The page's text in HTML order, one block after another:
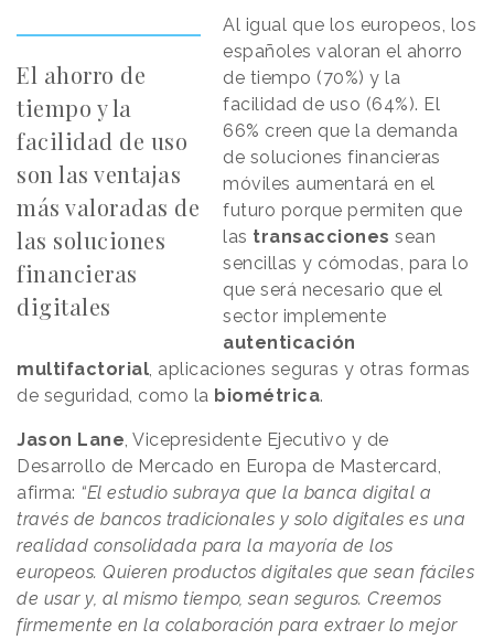
El ahorro de
tiempo y la
facilidad de uso
son las ventajas
más valoradas de
las soluciones
financieras
digitales
Al igual que los europeos, los
españoles valoran el ahorro
de tiempo (70%) y la
facilidad de uso (64%). El
66% creen que la demanda
de soluciones financieras
móviles aumentará en el
futuro porque permiten que
las transacciones sean
sencillas y cómodas, para lo
que será necesario que el
sector implemente
autenticación
multifactorial, aplicaciones seguras y otras formas
de seguridad, como la biométrica.
Jason Lane, Vicepresidente Ejecutivo y de
Desarrollo de Mercado en Europa de Mastercard,
afirma: “El estudio subraya que la banca digital a
través de bancos tradicionales y solo digitales es una
realidad consolidada para la mayoría de los
europeos. Quieren productos digitales que sean fáciles
de usar y, al mismo tiempo, sean seguros. Creemos
firmemente en la colaboración para extraer lo mejor